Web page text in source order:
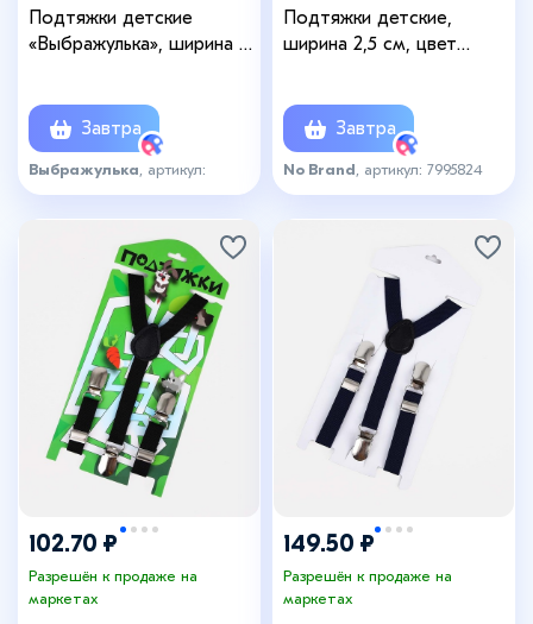
Подтяжки детские
«Выбражулька», ширина 2,
Завтра
Выбражулька , артикул:
7999950
Подтяжки детские,
ширина 2,5 см, цвет
Завтра
No Brand , артикул: 7995824
102.70 ₽
Разрешён к продаже на
маркетах
149.50 ₽
Разрешён к продаже на
маркетах